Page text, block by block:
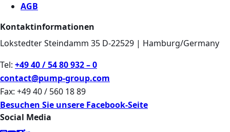
AGB
Kontaktinformationen
Lokstedter Steindamm 35 D-22529 | Hamburg/Germany
Tel: +49 40 / 54 80 932 – 0
contact@pump-group.com
Fax: +49 40 / 560 18 89
Besuchen Sie unsere Facebook-Seite
Social Media